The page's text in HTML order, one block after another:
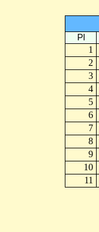
Pl
1
2
3
4
5
6
7
8
9
10
11